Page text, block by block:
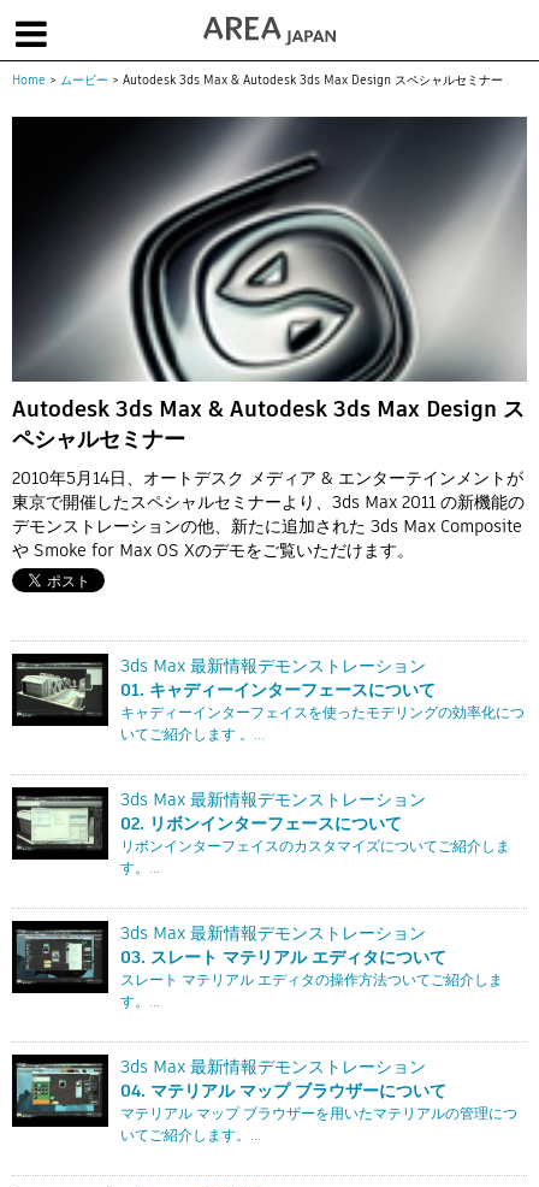
フォーラム お問合せ
チュートリアル
Tutorials
ユーザー事例
User Stories
ムービー イベント
Events
求人
Jobs
注目のキーワード
インディー版
3DCGとは
ゲーム開発
アニメ
教育機関・学生
Flow Production Tracking（旧ShotGrid）
Flow Studio
Home > ムービー > Autodesk 3ds Max & Autodesk 3ds Max Design スペシャルセミナー
Autodesk 3ds Max & Autodesk 3ds Max Design ス
ペシャルセミナー
2010年5月14日、オートデスク メディア & エンターテインメントが
東京で開催したスペシャルセミナーより、3ds Max 2011 の新機能の
デモンストレーションの他、新たに追加された 3ds Max Composite
や Smoke for Max OS Xのデモをご覧いただけます。
3ds Max 最新情報デモンストレーション
01. キャディーインターフェースについて
キャディーインターフェイスを使ったモデリングの効率化につ
いてご紹介します 。...
3ds Max 最新情報デモンストレーション
02. リボンインターフェースについて
リボンインターフェイスのカスタマイズについてご紹介しま
す。...
3ds Max 最新情報デモンストレーション
03. スレート マテリアル エディタについて
スレート マテリアル エディタの操作方法ついてご紹介しま
す。...
3ds Max 最新情報デモンストレーション
04. マテリアル マップ ブラウザーについて
マテリアル マップ ブラウザーを用いたマテリアルの管理につ
いてご紹介します。...